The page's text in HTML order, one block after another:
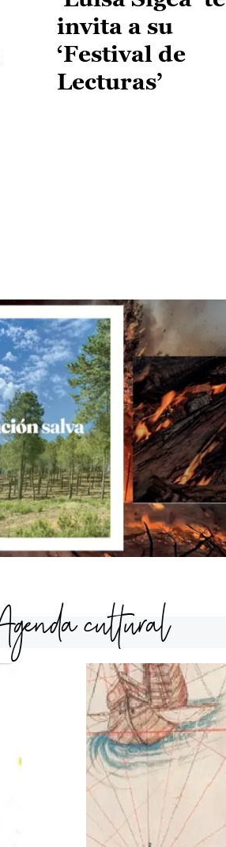
invita a su
‘Festival de
Lecturas’
cultural